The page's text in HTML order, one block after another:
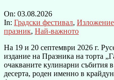
On: 03.08.2026
In: Градски фестивал,
празник, Най-важното
На 19 и 20 септември 2026 г.
издание на Празника на торта
очакваните кулинарни събития
десерта, роден именно в